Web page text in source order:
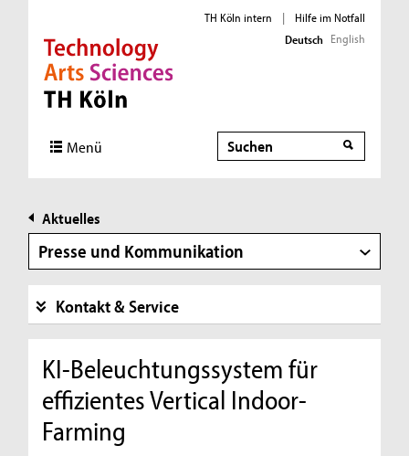
Direkt zur Hauptnavigation
Direkt zur Subnavigation
Direkt zum Inhalt
Direkt zum Fußbereich
TH Köln intern |
Hilfe im Notfall
Deutsch English
Menü Suche
Aktuelles
Presse und Kommunikation
Kontakt & Service
KI-Beleuchtungssystem für
effizientes Vertical Indoor-
Farming